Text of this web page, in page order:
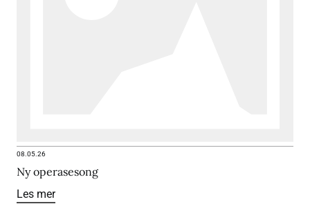
08.05.26
Ny operasesong
Les mer